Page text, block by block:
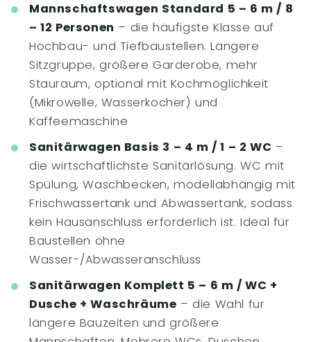
Mannschaftswagen Standard 5 – 6 m / 8
– 12 Personen – die häufigste Klasse auf
Hochbau- und Tiefbaustellen. Längere
Sitzgruppe, größere Garderobe, mehr
Stauraum, optional mit Kochmöglichkeit
(Mikrowelle, Wasserkocher) und
Kaffeemaschine
Sanitärwagen Basis 3 – 4 m / 1 – 2 WC –
die wirtschaftlichste Sanitärlösung. WC mit
Spülung, Waschbecken, modellabhängig mit
Frischwassertank und Abwassertank, sodass
kein Hausanschluss erforderlich ist. Ideal für
Baustellen ohne
Wasser-/Abwasseranschluss
Sanitärwagen Komplett 5 – 6 m / WC +
Dusche + Waschräume – die Wahl für
längere Bauzeiten und größere